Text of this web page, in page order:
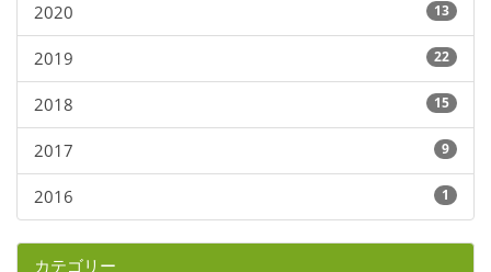
2020 13
2019 22
2018 15
2017 9
2016 1
カテゴリー